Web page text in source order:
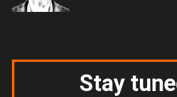
Stay